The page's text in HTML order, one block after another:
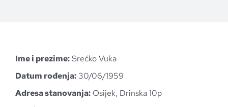
Ime i prezime:Srećko Vuka
Datum rođenja:30/06/1959
Adresa stanovanja:Osijek, Drinska 10p